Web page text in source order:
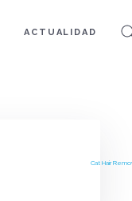
ACTUALIDAD
Cat Hair